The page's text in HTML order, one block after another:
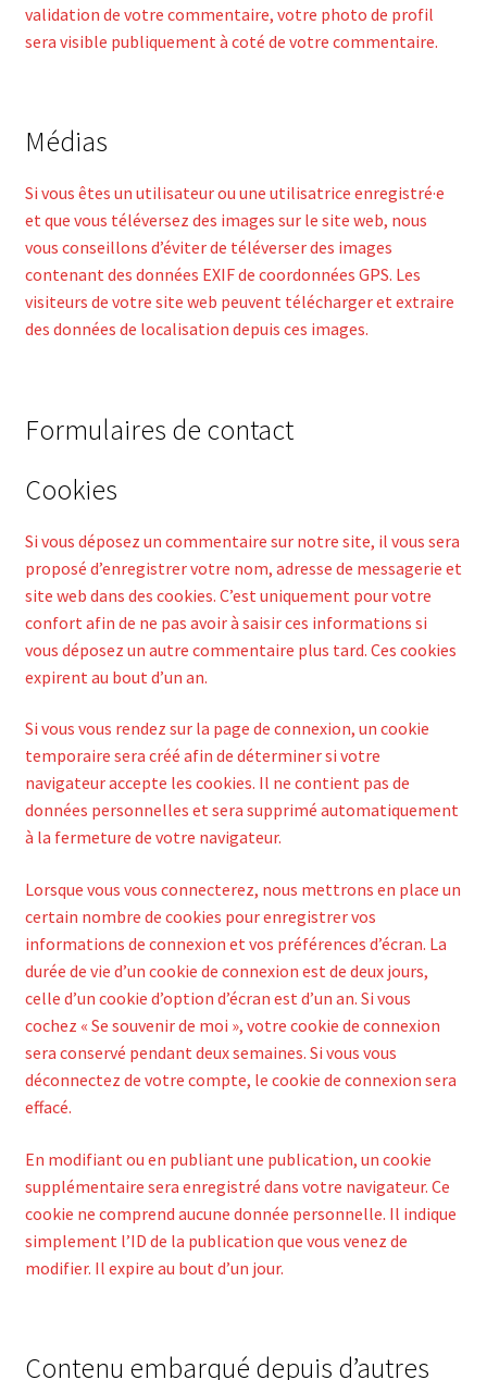
validation de votre commentaire, votre photo de profil
sera visible publiquement à coté de votre commentaire.
Médias
Si vous êtes un utilisateur ou une utilisatrice enregistré·e
et que vous téléversez des images sur le site web, nous
vous conseillons d’éviter de téléverser des images
contenant des données EXIF de coordonnées GPS. Les
visiteurs de votre site web peuvent télécharger et extraire
des données de localisation depuis ces images.
Formulaires de contact
Cookies
Si vous déposez un commentaire sur notre site, il vous sera
proposé d’enregistrer votre nom, adresse de messagerie et
site web dans des cookies. C’est uniquement pour votre
confort afin de ne pas avoir à saisir ces informations si
vous déposez un autre commentaire plus tard. Ces cookies
expirent au bout d’un an.
Si vous vous rendez sur la page de connexion, un cookie
temporaire sera créé afin de déterminer si votre
navigateur accepte les cookies. Il ne contient pas de
données personnelles et sera supprimé automatiquement
à la fermeture de votre navigateur.
Lorsque vous vous connecterez, nous mettrons en place un
certain nombre de cookies pour enregistrer vos
informations de connexion et vos préférences d’écran. La
durée de vie d’un cookie de connexion est de deux jours,
celle d’un cookie d’option d’écran est d’un an. Si vous
cochez « Se souvenir de moi », votre cookie de connexion
sera conservé pendant deux semaines. Si vous vous
déconnectez de votre compte, le cookie de connexion sera
effacé.
En modifiant ou en publiant une publication, un cookie
supplémentaire sera enregistré dans votre navigateur. Ce
cookie ne comprend aucune donnée personnelle. Il indique
simplement l’ID de la publication que vous venez de
modifier. Il expire au bout d’un jour.
Contenu embarqué depuis d’autres